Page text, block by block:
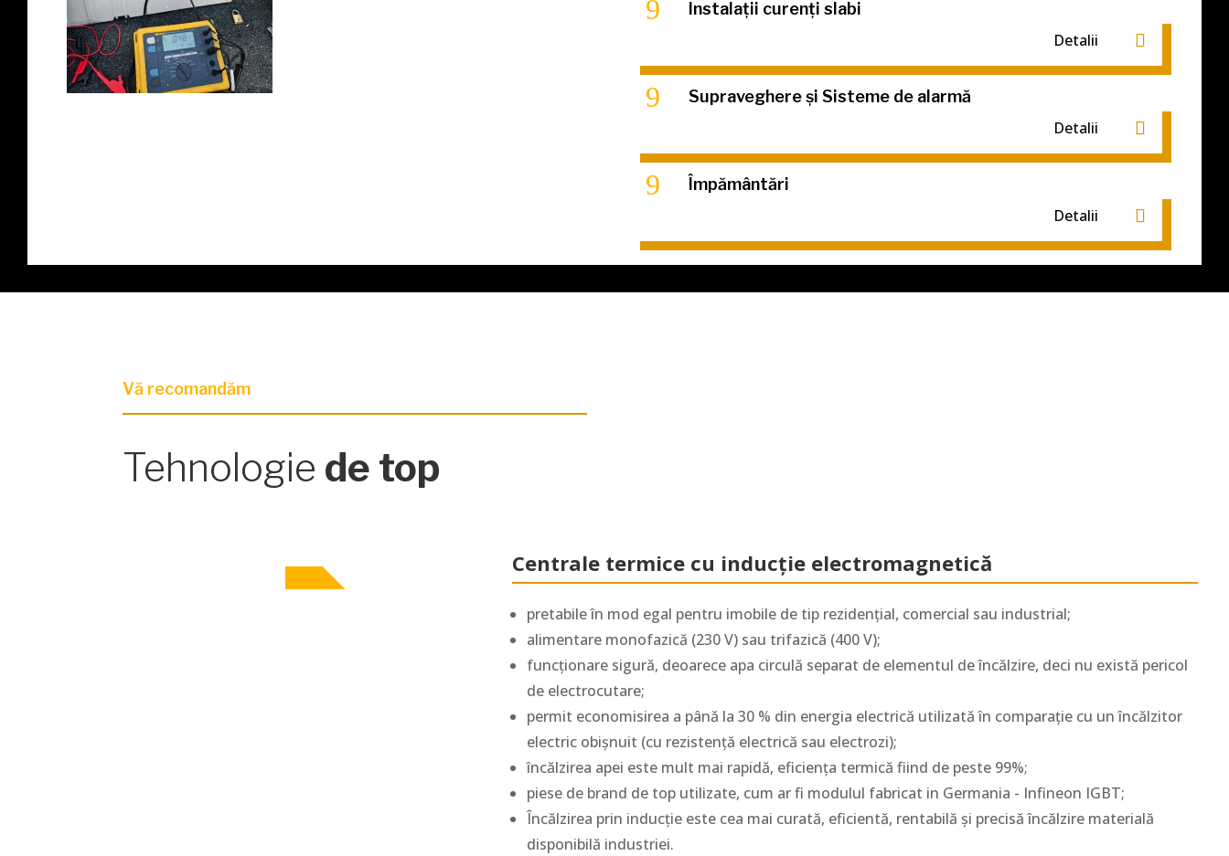
9 Instalații curenți slabi
Detalii
9 Supraveghere și Sisteme de alarmă
Detalii
9 Împământări
Detalii
Vă recomandăm
Tehnologie de top
Centrale termice cu inducție electromagnetică
pretabile în mod egal pentru imobile de tip rezidențial, comercial sau industrial;
alimentare monofazică (230 V) sau trifazică (400 V);
funcționare sigură, deoarece apa circulă separat de elementul de încălzire, deci nu există pericol
de electrocutare;
permit economisirea a până la 30 % din energia electrică utilizată în comparație cu un încălzitor
electric obișnuit (cu rezistență electrică sau electrozi);
încălzirea apei este mult mai rapidă, eficiența termică fiind de peste 99%;
piese de brand de top utilizate, cum ar fi modulul fabricat in Germania - Infineon IGBT;
Încălzirea prin inducție este cea mai curată, eficientă, rentabilă și precisă încălzire materială
disponibilă industriei.